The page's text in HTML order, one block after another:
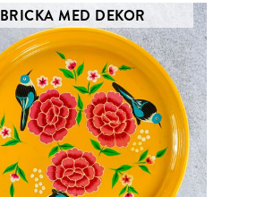
BRICKA MED DEKOR